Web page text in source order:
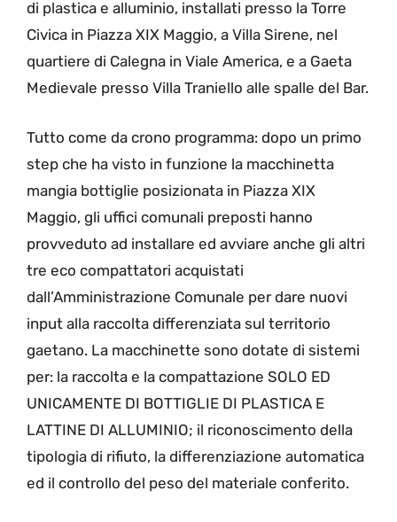
di plastica e alluminio, installati presso la Torre
Civica in Piazza XIX Maggio, a Villa Sirene, nel
quartiere di Calegna in Viale America, e a Gaeta
Medievale presso Villa Traniello alle spalle del Bar.
Tutto come da crono programma: dopo un primo
step che ha visto in funzione la macchinetta
mangia bottiglie posizionata in Piazza XIX
Maggio, gli uffici comunali preposti hanno
provveduto ad installare ed avviare anche gli altri
tre eco compattatori acquistati
dall’Amministrazione Comunale per dare nuovi
input alla raccolta differenziata sul territorio
gaetano. La macchinette sono dotate di sistemi
per: la raccolta e la compattazione SOLO ED
UNICAMENTE DI BOTTIGLIE DI PLASTICA E
LATTINE DI ALLUMINIO; il riconoscimento della
tipologia di rifiuto, la differenziazione automatica
ed il controllo del peso del materiale conferito.